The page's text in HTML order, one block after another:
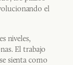
el
niveles,
El trabajo
sienta como